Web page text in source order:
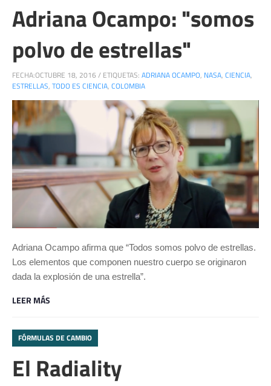
Adriana Ocampo: "somos
polvo de estrellas"
FECHA:OCTUBRE 18, 2016 / ETIQUETAS: ADRIANA OCAMPO, NASA, CIENCIA,
ESTRELLAS, TODO ES CIENCIA, COLOMBIA
Adriana Ocampo afirma que “Todos somos polvo de estrellas.
Los elementos que componen nuestro cuerpo se originaron
dada la explosión de una estrella”.
LEER MÁS
FÓRMULAS DE CAMBIO
El Radiality